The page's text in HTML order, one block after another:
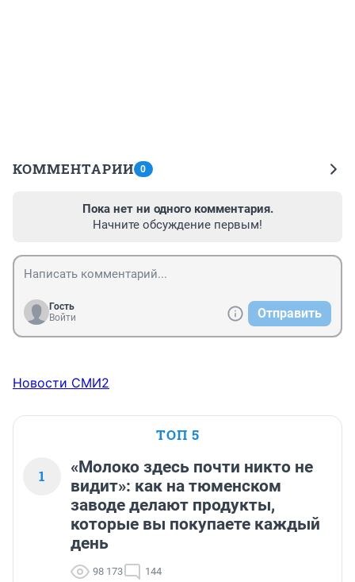
КОММЕНТАРИИ 0
Пока нет ни одного комментария.
Начните обсуждение первым!
Гость
Войти
Отправить
Новости СМИ2
ТОП 5
1
«Молоко здесь почти никто не
видит»: как на тюменском
заводе делают продукты,
которые вы покупаете каждый
день
98 173 144